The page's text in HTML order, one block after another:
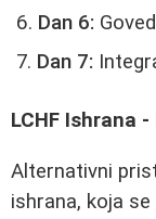
Dan 6:
Dan 7:
LCHF Ishrana
Alternativni
ishrana, koja